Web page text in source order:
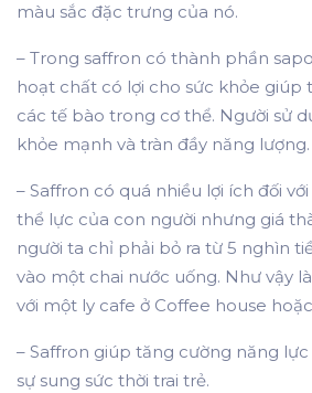
màu sắc đặc trưng của nó.
– Trong saffron có thành phần
hoạt chất có lợi cho sức khỏe giúp
các tế bào trong cơ thể. Người sử
khỏe mạnh và tràn đầy năng lượng.
– Saffron có quá nhiều lợi ích đối
thể lực của con người nhưng giá
người ta chỉ phải bỏ ra từ 5 nghìn
vào một chai nước uống. Như vậy
với một ly cafe ở Coffee house
– Saffron giúp tăng cường năng
sự sung sức thời trai trẻ.